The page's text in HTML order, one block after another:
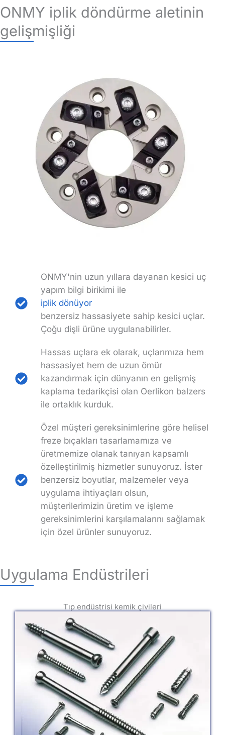
ONMY iplik döndürme aletinin
gelişmişliği
ONMY'nin uzun yıllara dayanan kesici uç
yapım bilgi birikimi ile
iplik dönüyor
benzersiz hassasiyete sahip kesici uçlar.
Çoğu dişli ürüne uygulanabilirler.
Hassas uçlara ek olarak, uçlarımıza hem
hassasiyet hem de uzun ömür
kazandırmak için dünyanın en gelişmiş
kaplama tedarikçisi olan Oerlikon balzers
ile ortaklık kurduk.
Özel müşteri gereksinimlerine göre helisel
freze bıçakları tasarlamamıza ve
üretmemize olanak tanıyan kapsamlı
özelleştirilmiş hizmetler sunuyoruz. İster
benzersiz boyutlar, malzemeler veya
uygulama ihtiyaçları olsun,
müşterilerimizin üretim ve işleme
gereksinimlerini karşılamalarını sağlamak
için özel ürünler sunuyoruz.
Uygulama Endüstrileri
Tıp endüstrisi kemik çivileri